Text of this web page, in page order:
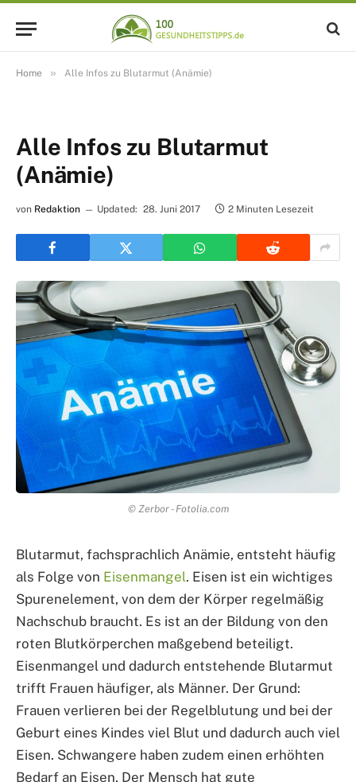
Home » Alle Infos zu Blutarmut (Anämie)
Alle Infos zu Blutarmut
(Anämie)
von Redaktion Updated: 28. Juni 2017 2 Minuten Lesezeit
© Zerbor - Fotolia.com
Blutarmut, fachsprachlich Anämie, entsteht häufig
als Folge von Eisenmangel. Eisen ist ein wichtiges
Spurenelement, von dem der Körper regelmäßig
Nachschub braucht. Es ist an der Bildung von den
roten Blutkörperchen maßgebend beteiligt.
Eisenmangel und dadurch entstehende Blutarmut
trifft Frauen häufiger, als Männer. Der Grund:
Frauen verlieren bei der Regelblutung und bei der
Geburt eines Kindes viel Blut und dadurch auch viel
Eisen. Schwangere haben zudem einen erhöhten
Bedarf an Eisen. Der Mensch hat gute